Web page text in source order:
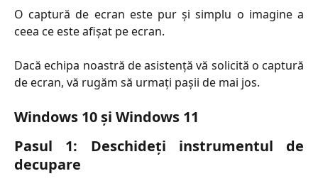
O captură de ecran este pur și simplu o imagine a
ceea ce este afișat pe ecran.
Dacă echipa noastră de asistență vă solicită o captură
de ecran, vă rugăm să urmați pașii de mai jos.
Windows 10 și Windows 11
Pasul 1: Deschideți instrumentul de
decupare